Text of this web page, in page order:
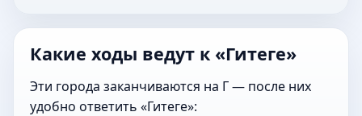
Какие ходы ведут к «Гитеге»
Эти города заканчиваются на Г — после них
удобно ответить «Гитеге»: